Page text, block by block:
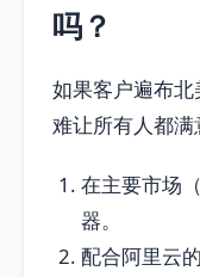
吗？
如果客户遍布
难让所有人都满
在主要市场
器。
配合阿里云